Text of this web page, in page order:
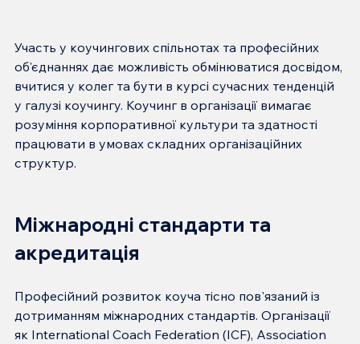
Участь у коучингових спільнотах та професійних
об'єднаннях дає можливість обмінюватися досвідом,
вчитися у колег та бути в курсі сучасних тенденцій
у галузі коучингу. Коучинг в організації вимагає
розуміння корпоративної культури та здатності
працювати в умовах складних організаційних
Міжнародні стандарти та
акредитація
Професійний розвиток коуча тісно пов'язаний із
дотриманням міжнародних стандартів. Організації
як International Coach Federation (ICF), Association